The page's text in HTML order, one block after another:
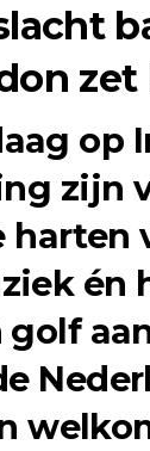
op
zijn
én